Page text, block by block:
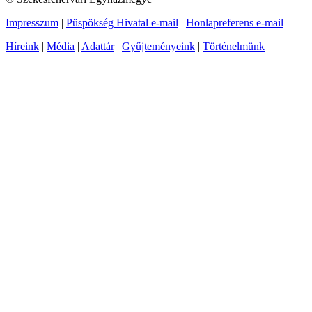
Impresszum | Püspökség Hivatal e-mail | Honlapreferens e-mail
Híreink | Média | Adattár| Gyűjteményeink | Történelmünk